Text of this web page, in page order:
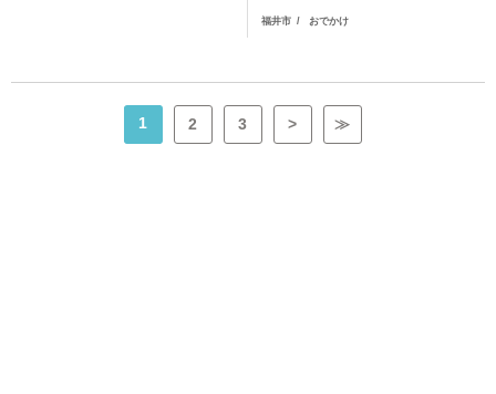
福井市 おでかけ
1 2 3 > ≫